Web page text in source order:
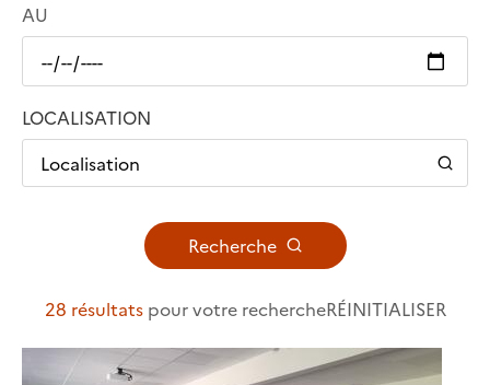
AU
LOCALISATION
Localisation
Recherche
28 résultatspour votre rechercheRÉINITIALISER